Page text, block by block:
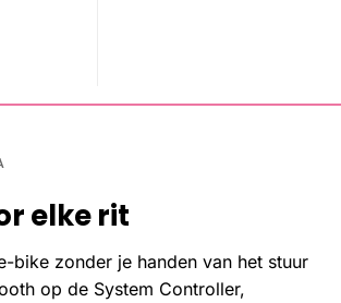
elke rit
bike zonder je handen van het stuur
op de System Controller,